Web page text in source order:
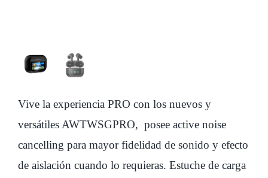
Vive la experiencia PRO con los nuevos y
versátiles AWTWSGPRO, posee active noise
cancelling para mayor fidelidad de sonido y efecto
de aislación cuando lo requieras. Estuche de carga